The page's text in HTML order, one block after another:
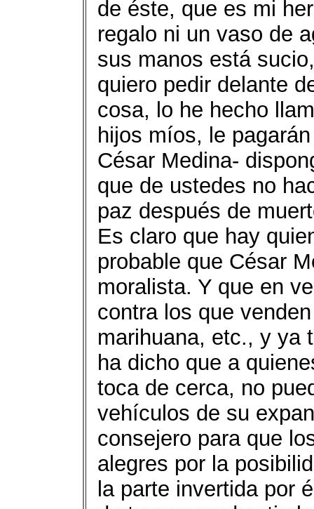
de éste, que es mi
regalo ni un vaso de
sus manos está
quiero pedir delante
cosa, lo he hecho
hijos míos, le
César Medina-
que de ustedes no
paz después de
Es claro que hay
probable que César
moralista. Y que en
contra los que
marihuana, etc., y ya
ha dicho que a
toca de cerca, no
vehículos de su
consejero para que
alegres por la
la parte invertida por